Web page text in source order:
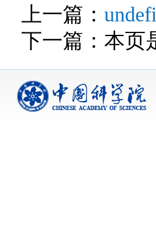
上一篇：
下一篇：本页